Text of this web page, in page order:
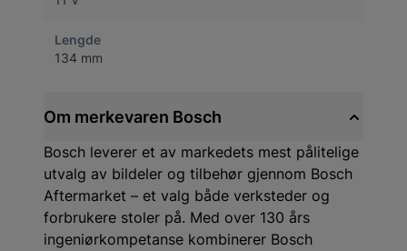
Lengde
134 mm
Om merkevaren Bosch
Bosch leverer et av markedets mest pålitelige
utvalg av bildeler og tilbehør gjennom Bosch
Aftermarket – et valg både verksteder og
forbrukere stoler på. Med over 130 års
ingeniørkompetanse kombinerer Bosch